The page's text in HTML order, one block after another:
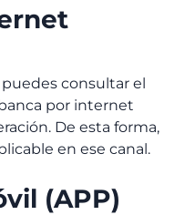
consultar el
por internet
De esta forma,
en ese canal.
(APP)